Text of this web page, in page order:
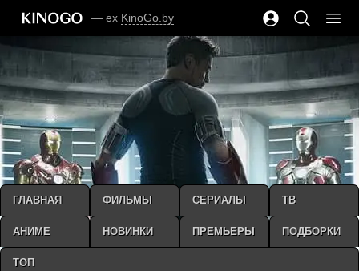
— ex KinoGo.by
ГЛАВНАЯ ФИЛЬМЫ СЕРИАЛЫ ТВ
АНИМЕ НОВИНКИ ПРЕМЬЕРЫ ПОДБОРКИ
ТОП